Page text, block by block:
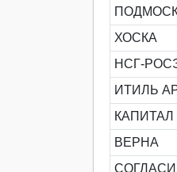
ХОСКА
НСГ-
ИТИЛЬ
ВЕРНА